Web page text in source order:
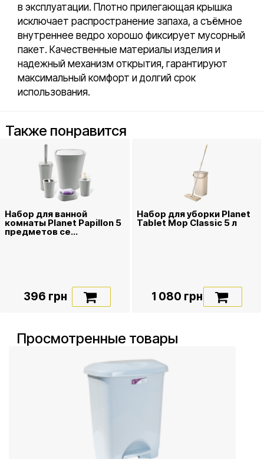
в эксплуатации. Плотно прилегающая крышка
исключает распространение запаха, а съёмное
внутреннее ведро хорошо фиксирует мусорный
пакет. Качественные материалы изделия и
надежный механизм открытия, гарантируют
максимальный комфорт и долгий срок
использования.
Также понравится
Набор для ванной
комнаты Planet Papillon 5
предметов се...
396 грн
Набор для уборки Planet
Tablet Mop Classic 5 л
1 080 грн
Просмотренные товары